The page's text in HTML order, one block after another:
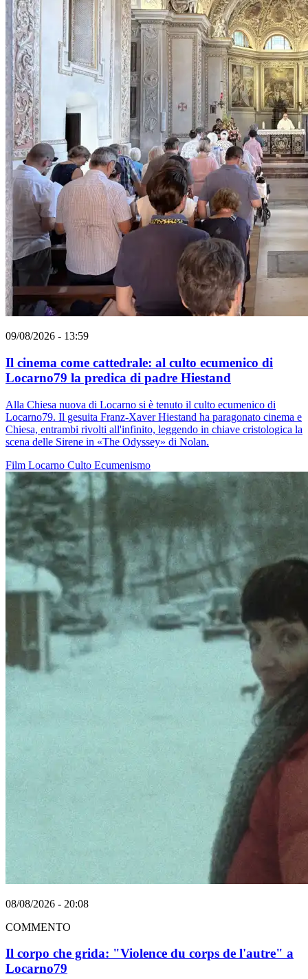
09/08/2026 - 13:59
Il cinema come cattedrale: al culto ecumenico di
Locarno79 la predica di padre Hiestand
Alla Chiesa nuova di Locarno si è tenuto il culto ecumenico di
Locarno79. Il gesuita Franz-Xaver Hiestand ha paragonato cinema e
Chiesa, entrambi rivolti all'infinito, leggendo in chiave cristologica la
scena delle Sirene in «The Odyssey» di Nolan.
Film Locarno Culto Ecumenismo
08/08/2026 - 20:08
COMMENTO
Il corpo che grida: "Violence du corps de l'autre" a
Locarno79